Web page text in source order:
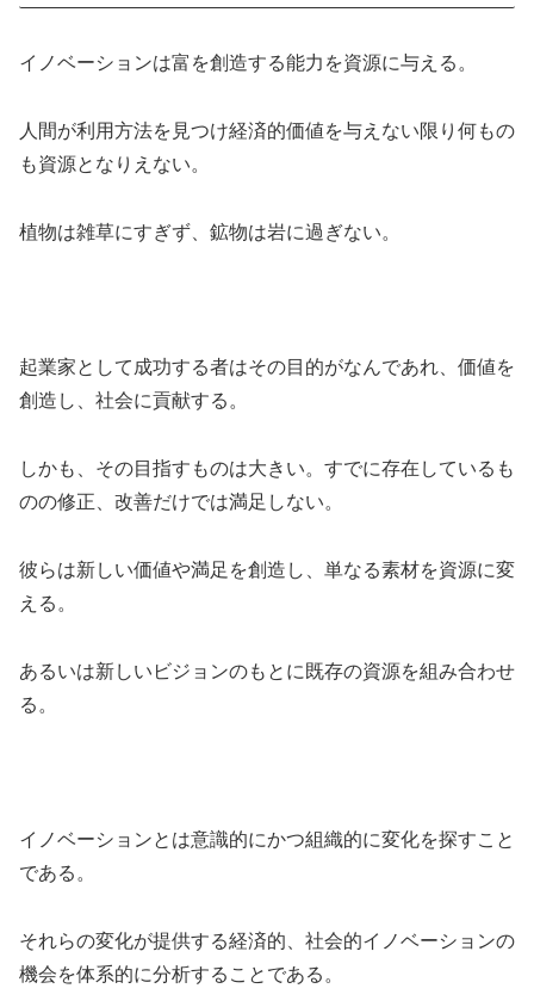
イノベーションは富を創造する能力を資源に与える。
人間が利用方法を見つけ経済的価値を与えない限り何もの
も資源となりえない。
植物は雑草にすぎず、鉱物は岩に過ぎない。
起業家として成功する者はその目的がなんであれ、価値を
創造し、社会に貢献する。
しかも、その目指すものは大きい。すでに存在しているも
のの修正、改善だけでは満足しない。
彼らは新しい価値や満足を創造し、単なる素材を資源に変
える。
あるいは新しいビジョンのもとに既存の資源を組み合わせ
る。
イノベーションとは意識的にかつ組織的に変化を探すこと
である。
それらの変化が提供する経済的、社会的イノベーションの
機会を体系的に分析することである。